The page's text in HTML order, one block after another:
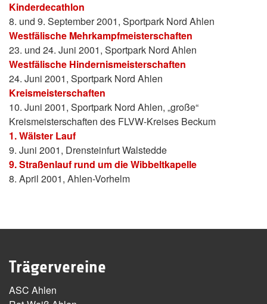
Kinderdecathlon
8. und 9. September 2001, Sportpark Nord Ahlen
Westfälische Mehrkampfmeisterschaften
23. und 24. Juni 2001, Sportpark Nord Ahlen
Westfälische Hindernismeisterschaften
24. Juni 2001, Sportpark Nord Ahlen
Kreismeisterschaften
10. Juni 2001, Sportpark Nord Ahlen, „große“
Kreismeisterschaften des FLVW-Kreises Beckum
1. Wälster Lauf
9. Juni 2001, Drensteinfurt Walstedde
9. Straßenlauf rund um die Wibbeltkapelle
8. April 2001, Ahlen-Vorhelm
Trägervereine
ASC Ahlen